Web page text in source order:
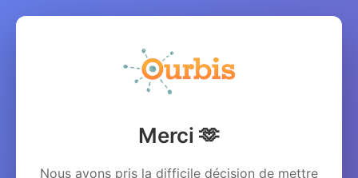
Merci 🫶
Nous avons pris la difficile décision de mettre